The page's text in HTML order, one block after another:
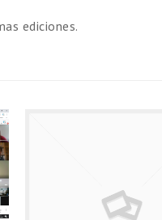
ediciones.